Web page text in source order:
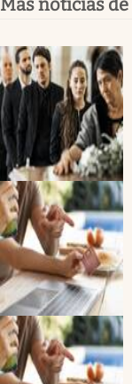
Más noticias de